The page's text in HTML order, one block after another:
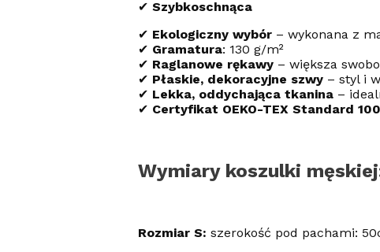
✔ Szybkoschnąca
✔ Ekologiczny wybór– wykonana z
✔ Gramatura: 130 g/m²
✔ Raglanowe rękawy– większa
✔ Płaskie, dekoracyjne szwy– styl i
✔ Lekka, oddychająca tkanina–
✔ Certyfikat OEKO-TEX Standard 100
Wymiary koszulki
Rozmiar S: szerokość pod pachami: